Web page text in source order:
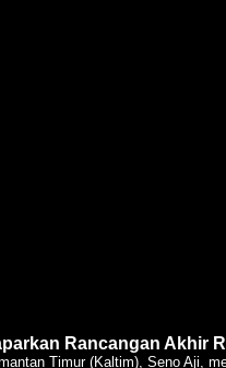
Rancangan Akhir
Timur (Kaltim), Seno Aji,